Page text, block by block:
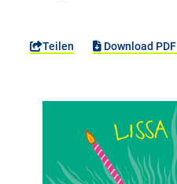
Teilen Download PDF